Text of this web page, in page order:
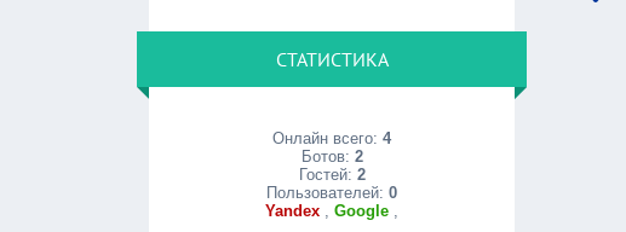
СТАТИСТИКА
Онлайн всего:4
Ботов: 2
Гостей: 2
Пользователей:0
Yandex ,Google ,